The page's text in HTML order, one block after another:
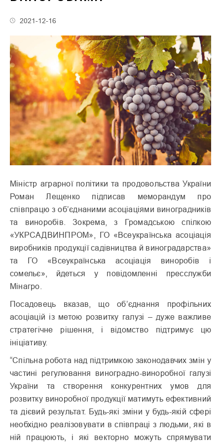
2021-12-16
Міністр аграрної політики та продовольства України
Роман Лещенко підписав меморандум про
співпрацю з об’єднаними асоціаціями виноградників
та виноробів. Зокрема, з Громадською спілкою
«УКРСАДВИНПРОМ», ГО «Всеукраїнська асоціація
виробників продукції садівництва й виноградарства»
та ГО «Всеукраїнська асоціація виноробів і
сомельє», йдеться у повідомленні пресслужби
Мінагро.
Посадовець вказав, що об’єднання профільних
асоціацій із метою розвитку галузі – дуже важливе
стратегічне рішення, і відомство підтримує цю
ініціативу.
“Спільна робота над підтримкою законодавчих змін у
частині регулювання виноградно-виноробної галузі
України та створення конкурентних умов для
розвитку виноробної продукції матимуть ефективний
та дієвий результат. Будь-які зміни у будь-якій сфері
необхідно реалізовувати в співпраці з людьми, які в
ній працюють, і які векторно можуть спрямувати